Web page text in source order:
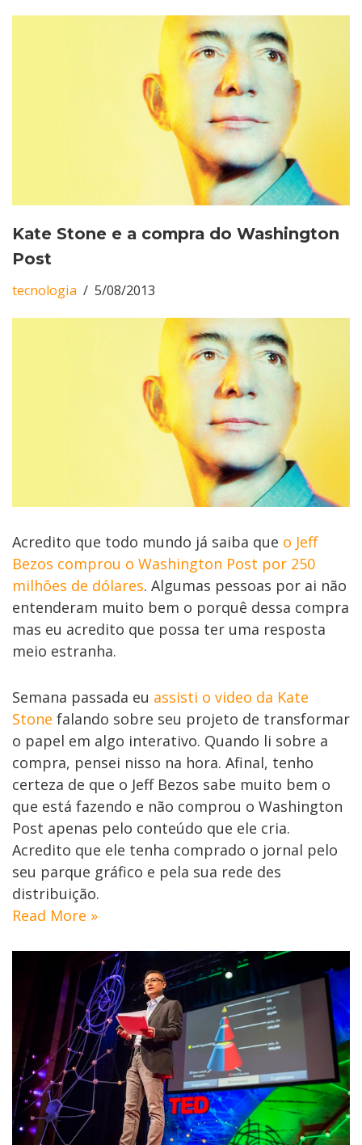
Kate Stone e a compra do Washington
Post
tecnologia 5/08/2013
Acredito que todo mundo já saiba que o Jeff
Bezos comprou o Washington Post por 250
milhões de dólares. Algumas pessoas por ai não
entenderam muito bem o porquê dessa compra
mas eu acredito que possa ter uma resposta
meio estranha.
Semana passada eu assisti o video da Kate
Stone falando sobre seu projeto de transformar
o papel em algo interativo. Quando li sobre a
compra, pensei nisso na hora. Afinal, tenho
certeza de que o Jeff Bezos sabe muito bem o
que está fazendo e não comprou o Washington
Post apenas pelo conteúdo que ele cria.
Acredito que ele tenha comprado o jornal pelo
seu parque gráfico e pela sua rede des
distribuição.
Read More »